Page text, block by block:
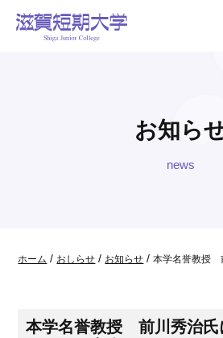
お知ら
news
ホーム / おしらせ / お知らせ /本学名誉教授
本学名誉教授 前川秀治氏